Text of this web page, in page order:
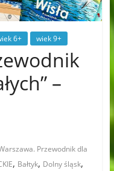
6+ wiek 9+
–
Przewodnik dla
, Bałtyk, Dolny śląsk,